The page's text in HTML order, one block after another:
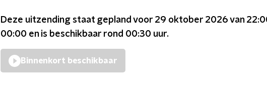
Deze uitzending staat gepland voor 29 oktober 2026 van
00:00 en is beschikbaar rond 00:30 uur.
Binnenkort beschikbaar